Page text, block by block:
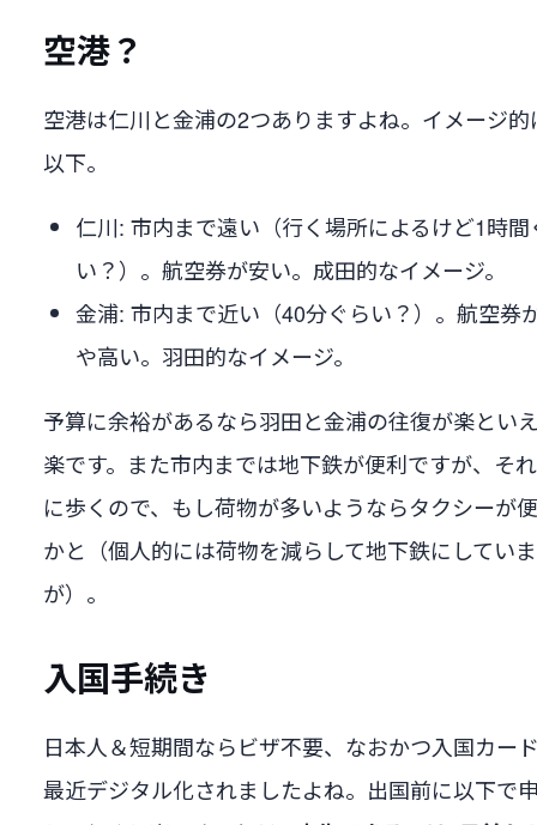
空港？
空港は仁川と金浦の2つありますよね。イメージ的
以下。
仁川: 市内まで遠い（行く場所によるけど1時間
い？）。航空券が安い。成田的なイメージ。
金浦: 市内まで近い（40分ぐらい？）。航空券
や高い。羽田的なイメージ。
予算に余裕があるなら羽田と金浦の往復が楽とい
楽です。また市内までは地下鉄が便利ですが、そ
に歩くので、もし荷物が多いようならタクシーが
かと（個人的には荷物を減らして地下鉄にしてい
が）。
入国手続き
日本人＆短期間ならビザ不要、なおかつ入国カー
最近デジタル化されましたよね。出国前に以下で